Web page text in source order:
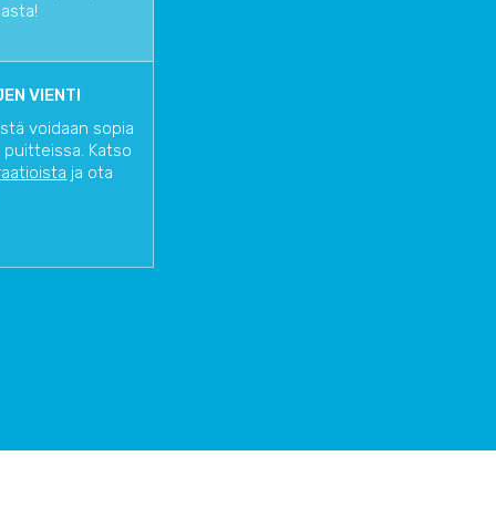
VIENTI
voidaan sopia
Katso
ja ota